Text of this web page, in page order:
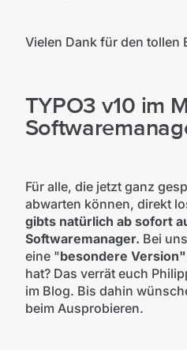
Vielen Dank für den tollen
TYPO3 v10 im
Für alle, die jetzt ganz
abwarten können, direkt
gibts natürlich ab sofort
Softwaremanager. Bei
eine "besondere Version"
hat? Das verrät euch
im Blog. Bis dahin
beim Ausprobieren.